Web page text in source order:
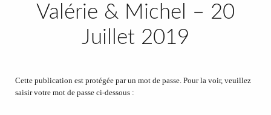
CONTACT
STUDIO PORTRAITS D’ART
Valérie & Michel – 20
Juillet 2019
Cette publication est protégée par un mot de passe. Pour la voir, veuillez
saisir votre mot de passe ci-dessous :